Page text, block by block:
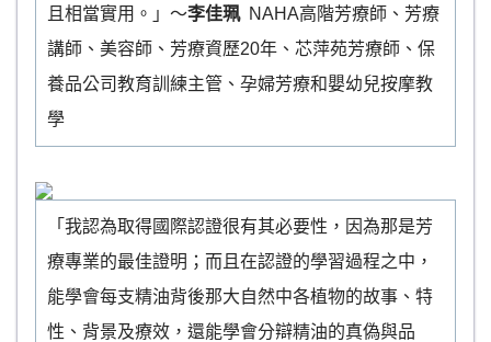
且相當實用。」～李佳珮NAHA高階芳療師、芳療
講師、美容師、芳療資歷20年、芯萍苑芳療師、保
養品公司教育訓練主管、孕婦芳療和嬰幼兒按摩教
學
「我認為取得國際認證很有其必要性，因為那是芳
療專業的最佳證明；而且在認證的學習過程之中，
能學會每支精油背後那大自然中各植物的故事、特
性、背景及療效，還能學會分辯精油的真偽與品